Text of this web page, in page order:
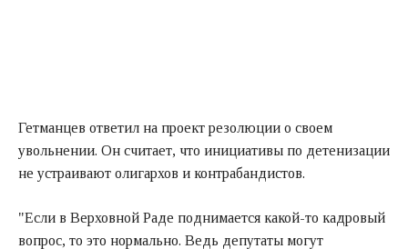
Гетманцев ответил на проект резолюции о своем
увольнении. Он считает, что инициативы по детенизации
не устраивают олигархов и контрабандистов.
"Если в Верховной Раде поднимается какой-то кадровый
вопрос, то это нормально. Ведь депутаты могут